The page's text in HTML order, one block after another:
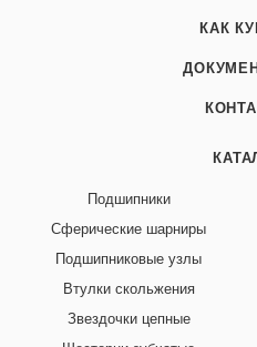
КАК
Подшипники
Сферические шарниры
Подшипниковые узлы
Втулки скольжения
Звездочки цепные